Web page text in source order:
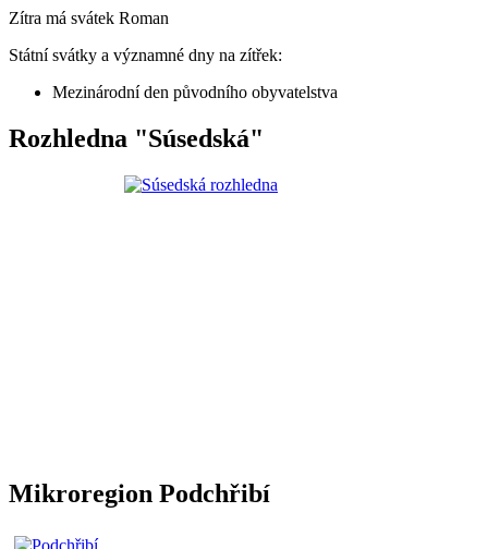
Zítra má svátek Roman
Státní svátky a významné dny na zítřek:
Mezinárodní den původního obyvatelstva
Rozhledna "Súsedská"
Mikroregion Podchřibí